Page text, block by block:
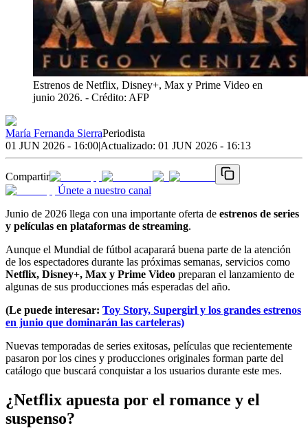
Estrenos de Netflix, Disney+, Max y Prime Video en
junio 2026. - Crédito: AFP
María Fernanda SierraPeriodista
01 JUN 2026 - 16:00|Actualizado: 01 JUN 2026 - 16:13
Compartir
Únete a nuestro canal
Junio de 2026 llega con una importante oferta de estrenos de series
y películas en plataformas de streaming.
Aunque el Mundial de fútbol acaparará buena parte de la atención
de los espectadores durante las próximas semanas, servicios como
Netflix, Disney+, Max y Prime Video preparan el lanzamiento de
algunas de sus producciones más esperadas del año.
(Le puede interesar: Toy Story, Supergirl y los grandes estrenos
en junio que dominarán las carteleras)
Nuevas temporadas de series exitosas, películas que recientemente
pasaron por los cines y producciones originales forman parte del
catálogo que buscará conquistar a los usuarios durante este mes.
¿Netflix apuesta por el romance y el
suspenso?